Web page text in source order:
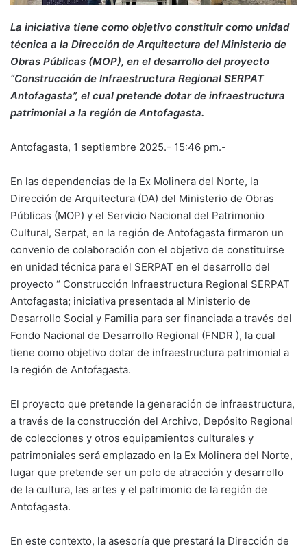
La iniciativa tiene como objetivo constituir como unidad
técnica a la Dirección de Arquitectura del Ministerio de
Obras Públicas (MOP), en el desarrollo del proyecto
“Construcción de Infraestructura Regional SERPAT
Antofagasta”, el cual pretende dotar de infraestructura
patrimonial a la región de Antofagasta.
Antofagasta, 1 septiembre 2025.- 15:46 pm.-
En las dependencias de la Ex Molinera del Norte, la
Dirección de Arquitectura (DA) del Ministerio de Obras
Públicas (MOP) y el Servicio Nacional del Patrimonio
Cultural, Serpat, en la región de Antofagasta firmaron un
convenio de colaboración con el objetivo de constituirse
en unidad técnica para el SERPAT en el desarrollo del
proyecto “ Construcción Infraestructura Regional SERPAT
Antofagasta; iniciativa presentada al Ministerio de
Desarrollo Social y Familia para ser financiada a través del
Fondo Nacional de Desarrollo Regional (FNDR ), la cual
tiene como objetivo dotar de infraestructura patrimonial a
la región de Antofagasta.
El proyecto que pretende la generación de infraestructura,
a través de la construcción del Archivo, Depósito Regional
de colecciones y otros equipamientos culturales y
patrimoniales será emplazado en la Ex Molinera del Norte,
lugar que pretende ser un polo de atracción y desarrollo
de la cultura, las artes y el patrimonio de la región de
Antofagasta.
En este contexto, la asesoría que prestará la Dirección de